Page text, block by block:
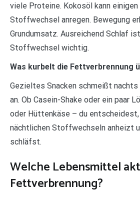
viele Proteine. Kokosöl kann
Stoffwechsel anregen. Bewegung
Grundumsatz. Ausreichend Schlaf
Stoffwechsel wichtig.
Was kurbelt die Fettverbrennung
Gezieltes Snacken schmeißt
an. Ob Casein-Shake oder ein paar
oder Hüttenkäse – du
nächtlichen Stoffwechseln anheizt
schläfst.
Welche Lebensmittel
Fettverbrennung?